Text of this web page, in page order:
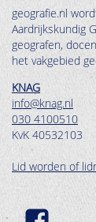
geografie.nl
Aardrijkskundig
geografen,
het vakgebied
KNAG
info@knag.nl
030 4100510
KvK 40532103
Lid worden of